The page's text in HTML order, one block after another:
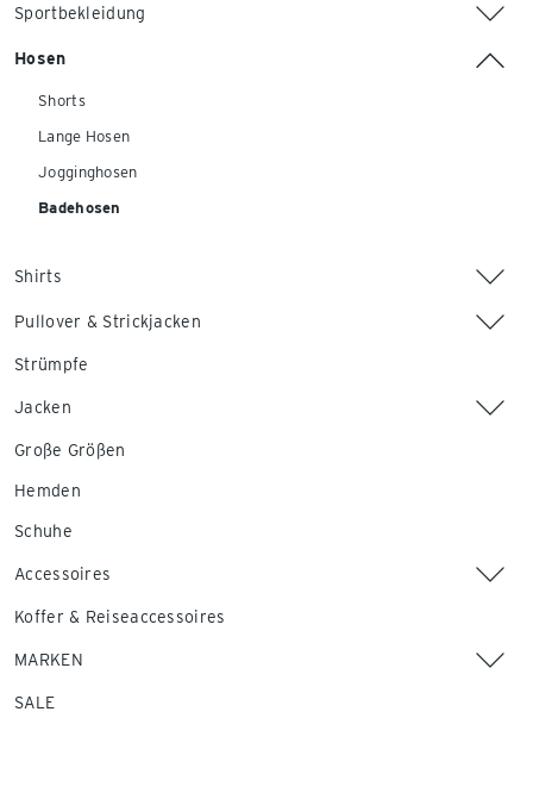
Sportbekleidung
Hosen
Shorts
Lange Hosen
Jogginghosen
Badehosen
Shirts
Pullover & Strickjacken
Strümpfe
Jacken
Große Größen
Hemden
Schuhe
Accessoires
Koffer & Reiseaccessoires
MARKEN
SALE